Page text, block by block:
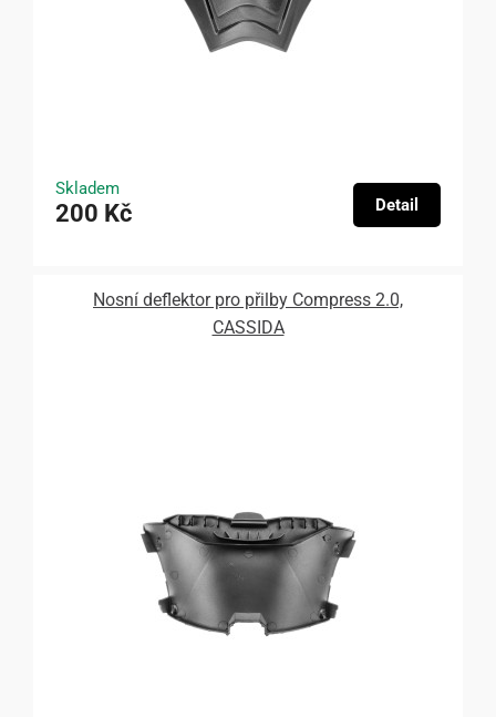
Skladem
200 Kč Detail
Nosní deflektor pro přilby Compress 2.0,
CASSIDA